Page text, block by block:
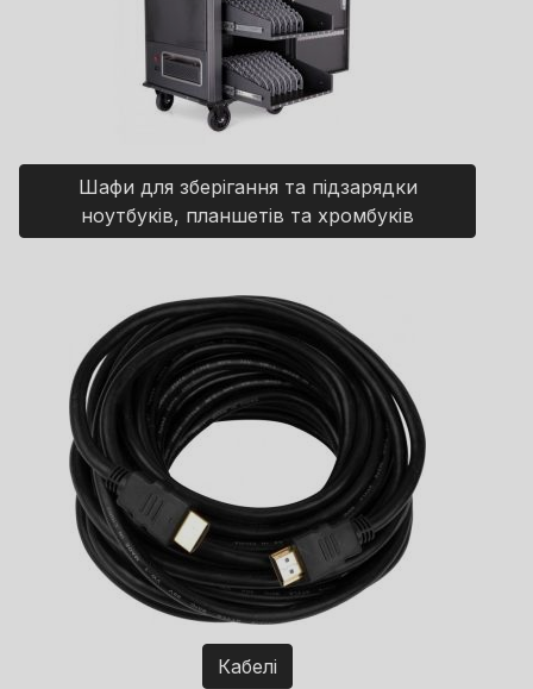
Шафи для зберігання та підзарядки
ноутбуків, планшетів та хромбуків
Кабелі